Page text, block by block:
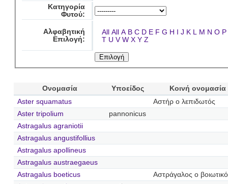
Κατηγορία
Φυτού:
Αλφαβητική
Επιλογή:
All All A B C D E F G H I J K L M N O P
T U V W X Y Z
Ονομασία Υποείδος
Κοινή ονομασία
Aster squamatus
Αστήρ ο λεπιδωτός
Aster tripolium
pannonicus
Astragalus agraniotii
Astragalus angustifollius
Astragalus apollineus
Astragalus austraegaeus
Astragalus boeticus
Αστράγαλος ο